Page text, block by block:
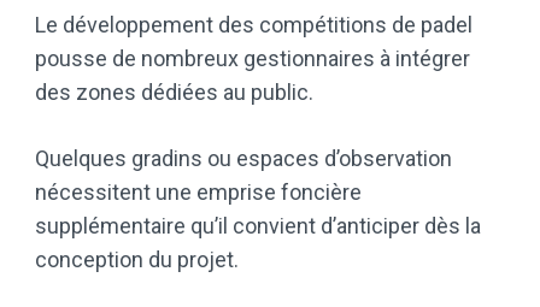
Le développement des compétitions de padel
pousse de nombreux gestionnaires à intégrer
des zones dédiées au public.
Quelques gradins ou espaces d’observation
nécessitent une emprise foncière
supplémentaire qu’il convient d’anticiper dès la
conception du projet.